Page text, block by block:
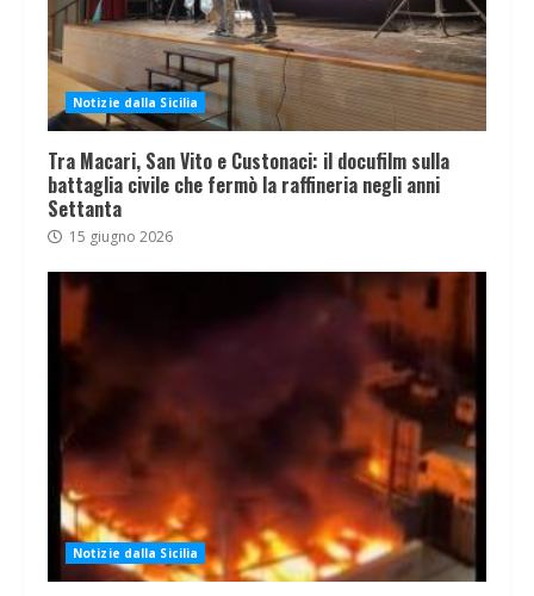
Notizie dalla Sicilia
Tra Macari, San Vito e Custonaci: il docufilm sulla
battaglia civile che fermò la raffineria negli anni
Settanta
15 giugno 2026
Notizie dalla Sicilia